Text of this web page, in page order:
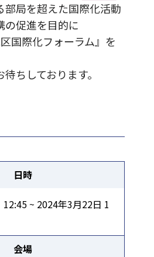
部局を超えた国際化活動
の促進を目的に
国際化フォーラム』を
ちしております。
日時
~ 2024年3月22日 1
会場